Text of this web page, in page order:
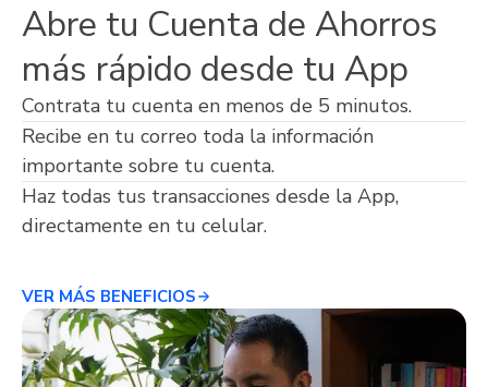
Abre tu Cuenta de Ahorros
más rápido desde tu App
Contrata tu cuenta en menos de 5 minutos.
Recibe en tu correo toda la información
importante sobre tu cuenta.
Haz todas tus transacciones desde la App,
directamente en tu celular.
VER MÁS BENEFICIOS